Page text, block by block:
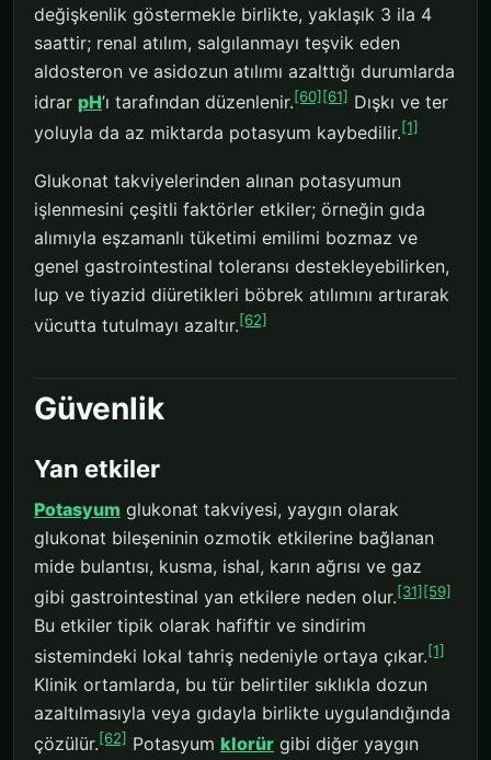
değişkenlik göstermekle birlikte, yaklaşık 3 ila 4
saattir; renal atılım, salgılanmayı teşvik eden
aldosteron ve asidozun atılımı azalttığı durumlarda
idrar pH’ı tarafından düzenlenir.[60] [61] Dışkı ve ter
yoluyla da az miktarda potasyum kaybedilir.[1]
Glukonat takviyelerinden alınan potasyumun
işlenmesini çeşitli faktörler etkiler; örneğin gıda
alımıyla eşzamanlı tüketimi emilimi bozmaz ve
genel gastrointestinal toleransı destekleyebilirken,
lup ve tiyazid diüretikleri böbrek atılımını artırarak
vücutta tutulmayı azaltır.[62]
Güvenlik
Yan etkiler
Potasyum glukonat takviyesi, yaygın olarak
glukonat bileşeninin ozmotik etkilerine bağlanan
mide bulantısı, kusma, ishal, karın ağrısı ve gaz
gibi gastrointestinal yan etkilere neden olur.[31] [59]
Bu etkiler tipik olarak hafiftir ve sindirim
sistemindeki lokal tahriş nedeniyle ortaya çıkar.[1]
Klinik ortamlarda, bu tür belirtiler sıklıkla dozun
azaltılmasıyla veya gıdayla birlikte uygulandığında
çözülür.[62] Potasyum klorür gibi diğer yaygın